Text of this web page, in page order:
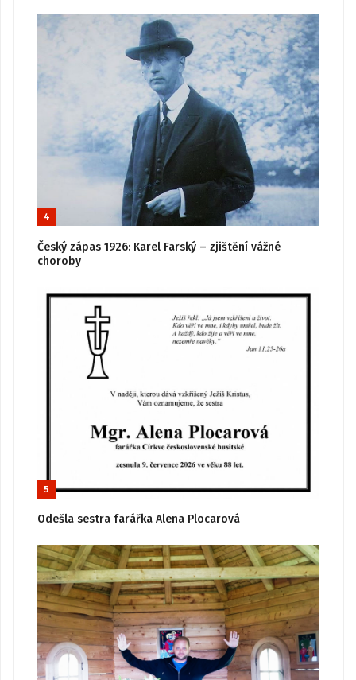
4
Český zápas 1926: Karel Farský – zjištění vážné
choroby
5
Odešla sestra farářka Alena Plocarová